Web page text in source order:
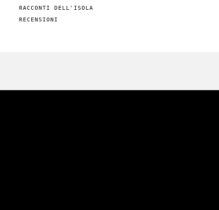
RACCONTI DELL'ISOLA
RECENSIONI